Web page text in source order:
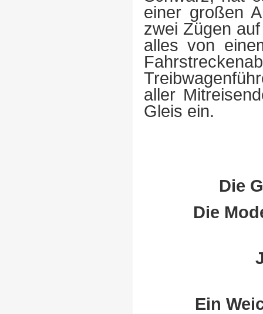
einer großen
zwei Zügen
alles von
aller
Gleis ein.
Die
Die
Ein